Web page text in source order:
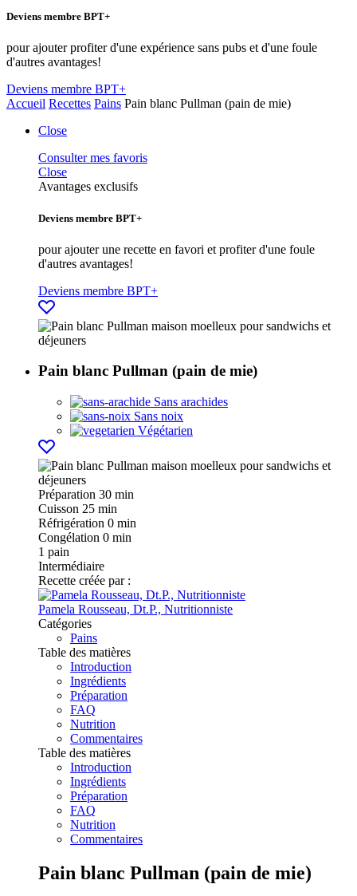
Deviens membre BPT+
pour ajouter profiter d'une expérience sans pubs et d'une foule
d'autres avantages!
Deviens membre BPT+
Accueil Recettes Pains Pain blanc Pullman (pain de mie)
Close
Consulter mes favoris
Close
Avantages exclusifs
Deviens membre BPT+
pour ajouter une recette en favori et profiter d'une foule
d'autres avantages!
Deviens membre BPT+
Pain blanc Pullman (pain de mie)
Sans arachides
Sans noix
Végétarien
Préparation 30 min
Cuisson 25 min
Réfrigération 0 min
Congélation 0 min
1 pain
Intermédiaire
Recette créée par :
Pamela Rousseau, Dt.P., Nutritionniste
Catégories
Pains
Table des matières
Introduction
Ingrédients
Préparation
FAQ
Nutrition
Commentaires
Table des matières
Introduction
Ingrédients
Préparation
FAQ
Nutrition
Commentaires
Pain blanc Pullman (pain de mie)